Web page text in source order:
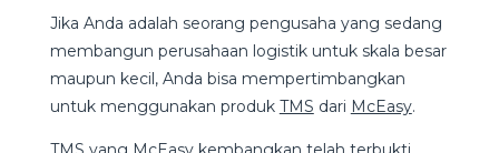
Jika Anda adalah seorang pengusaha yang sedang
membangun perusahaan logistik untuk skala besar
maupun kecil, Anda bisa mempertimbangkan
untuk menggunakan produk TMS dari McEasy.